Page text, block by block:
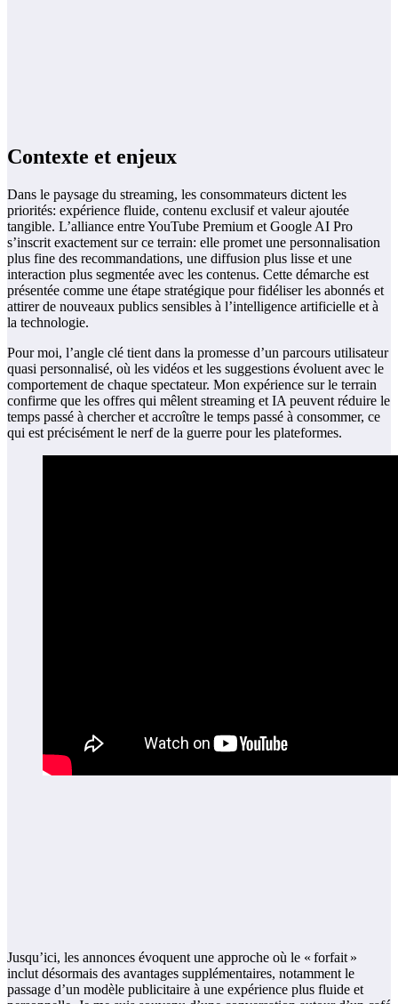
Contexte et enjeux
Dans le paysage du streaming, les consommateurs dictent les
priorités: expérience fluide, contenu exclusif et valeur ajoutée
tangible. L’alliance entre YouTube Premium et Google AI Pro
s’inscrit exactement sur ce terrain: elle promet une personnalisation
plus fine des recommandations, une diffusion plus lisse et une
interaction plus segmentée avec les contenus. Cette démarche est
présentée comme une étape stratégique pour fidéliser les abonnés et
attirer de nouveaux publics sensibles à l’intelligence artificielle et à
la technologie.
Pour moi, l’angle clé tient dans la promesse d’un parcours utilisateur
quasi personnalisé, où les vidéos et les suggestions évoluent avec le
comportement de chaque spectateur. Mon expérience sur le terrain
confirme que les offres qui mêlent streaming et IA peuvent réduire le
temps passé à chercher et accroître le temps passé à consommer, ce
qui est précisément le nerf de la guerre pour les plateformes.
Jusqu’ici, les annonces évoquent une approche où le « forfait »
inclut désormais des avantages supplémentaires, notamment le
passage d’un modèle publicitaire à une expérience plus fluide et